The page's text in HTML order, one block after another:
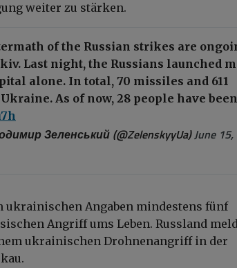
weiter zu stärken.
of the Russian strikes are
Last night, the Russians launched
alone. In total, 70 missiles and 611
As of now, 28 people have
Зеленський (@ZelenskyyUa)June 15,
ukrainischen Angaben mindestens fünf
Angriff ums Leben. Russland
ukrainischen Drohnenangriff in der